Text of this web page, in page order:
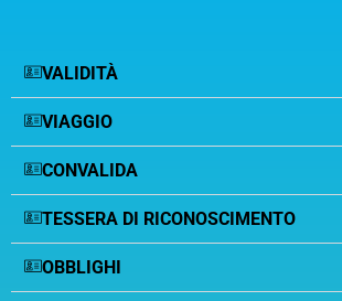
VALIDITÀ
VIAGGIO
CONVALIDA
TESSERA DI RICONOSCIMENTO
OBBLIGHI